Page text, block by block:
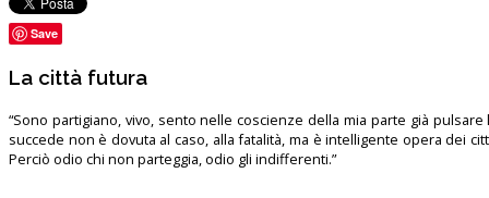
Save
La città futura
“Sono partigiano, vivo, sento nelle coscienze della mia parte già pulsare
succede non è dovuta al caso, alla fatalità, ma è intelligente opera dei
Perciò odio chi non parteggia, odio gli indifferenti.”